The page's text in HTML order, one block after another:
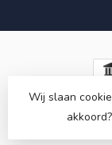
© Copyright
Wij slaan
akkoord?